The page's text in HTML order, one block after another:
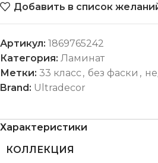
Добавить в список
Артикул: 1869765242
Категория: Ламинат
Метки: 33 класс, без фаски ,
Brand: Ultradecor
Характеристики
КОЛЛЕКЦИЯ